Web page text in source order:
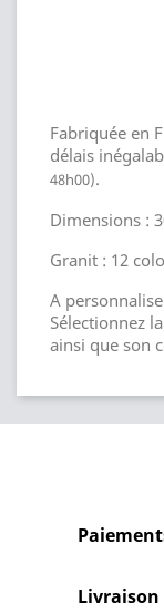
Fabriquée en
délais
48h00).
Dimensions :
Granit : 12
A
Sélectionnez
ainsi que son